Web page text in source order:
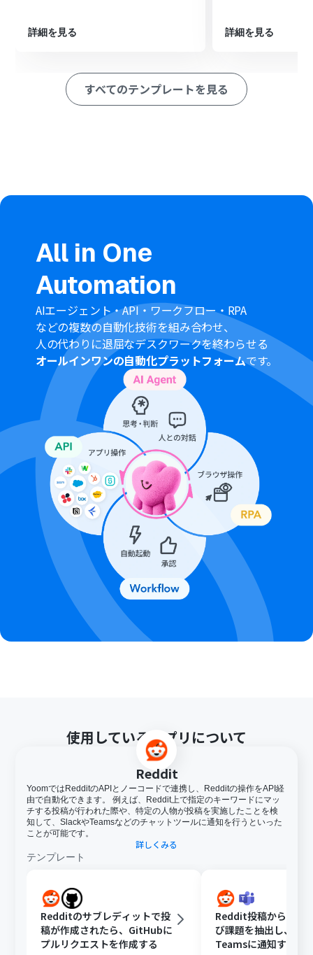
ペレーション」：トリガー起動後、フロー内で処理を行うアク
■このワークフローのカスタムポイント
Googleフォームのトリガー設定では、投稿に利用したい
回答項目を任意で選択したり、特定の回答があった場合の
■注意事項
間隔を選択できます。
プランによって最短の起動間隔が異なりますので、ご注意
ください。
Googleフォームをトリガーとして使用した際の回答内容
を取得する方法は「Googleフォームトリガーで、回答内
容を取得する方法」を参照ください。
詳細を見る 詳細を見る
すべてのテンプレートを見る
All in One
Automation
AIエージェント・API・ワークフロー・RPA
などの複数の自動化技術を組み合わせ、
人の代わりに退屈なデスクワークを終わらせる
オールインワンの自動化プラットフォームです。
使用しているアプリについて
Reddit
YoomではRedditのAPIとノーコードで連携し、Redditの操作をAPI経
由で自動化できます。 例えば、Reddit上で指定のキーワードにマッ
チする投稿が行われた際や、特定の人物が投稿を実施したことを検
知して、SlackやTeamsなどのチャットツールに通知を行うといった
ことが可能です。
詳しくみる
テンプレート
Redditのサブレディットで投
稿が作成されたら、GitHubに
プルリクエストを作成する
Reddit投稿から顧客
び課題を抽出し、
Teamsに通知する